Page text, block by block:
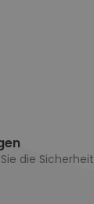
die Sicherheit